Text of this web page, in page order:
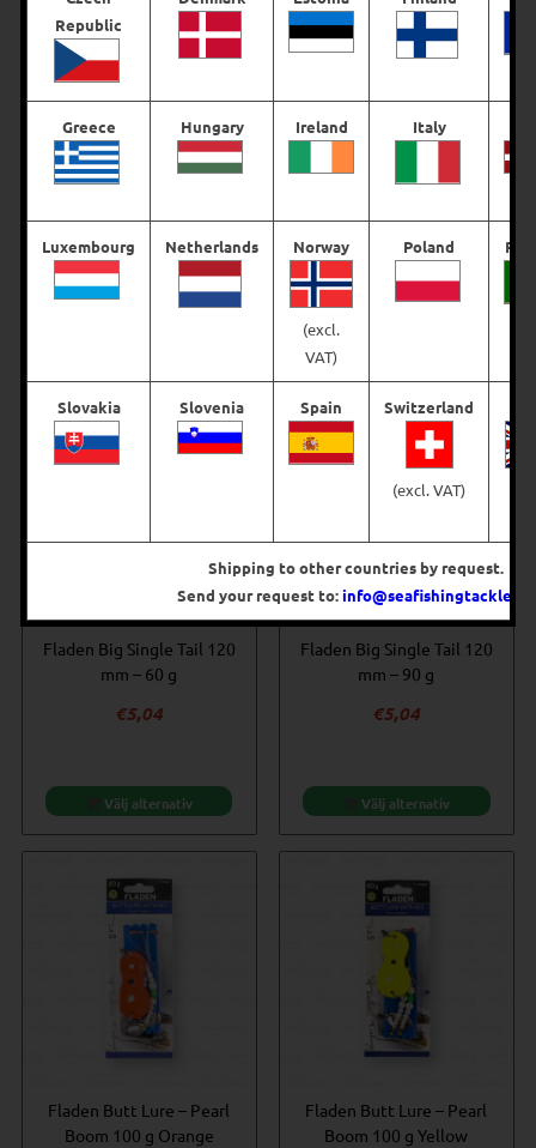
Fladen Big Single Tail –
€11,62
Fladen Big Single Tail 120
5,04
Fladen Big Single Tail 120
mm – 60 g
€5,04
Välj alternativ
Fladen Big Single Tail 120
mm – 90 g
€5,04
Välj alternativ
Fladen Butt Lure – Pearl
Boom 100 g Orange
Fladen Butt Lure – Pearl
Boom 100 g Yellow
Republic
Greece Hungary Ireland Italy
Luxembourg Netherlands Norway
(excl.
VAT)
Poland
Slovakia Slovenia Spain Switzerland
(excl. VAT)
Shipping to other countries by request.
Send your request to:info@seafishingtackle.se